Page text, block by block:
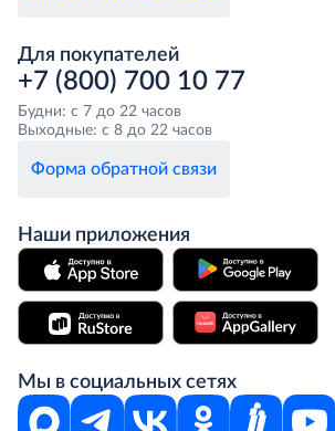
Для покупателей
+7 (800) 700 10 77
Будни: с 7 до 22 часов
Выходные: с 8 до 22 часов
Форма обратной связи
Наши приложения
Мы в социальных сетях